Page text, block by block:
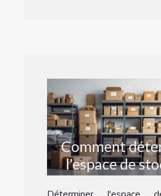
Comment
l'espace de
nécessaire